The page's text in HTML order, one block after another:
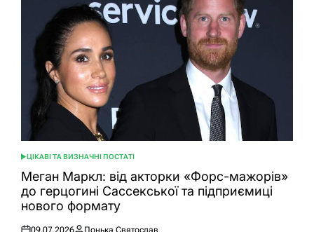
ОПУБЛІКУВАТИ
У
ЦІКАВІ ТА ВИЗНАЧНІ ПОСТАТІ
Меган Маркл: від акторки «Форс-мажорів»
до герцогині Сассекської та підприємиці
нового формату